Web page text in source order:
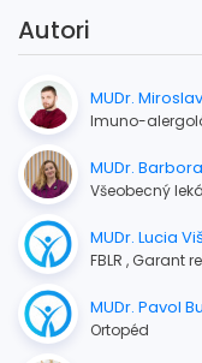
Autori
MUDr.
Imuno-
MUDr.
Všeobecný
MUDr. Lucia
FBLR , Garant
MUDr. Pavol
Ortopéd